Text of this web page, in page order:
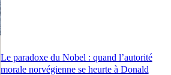
Le paradoxe du Nobel : quand l’autorité
morale norvégienne se heurte à Donald